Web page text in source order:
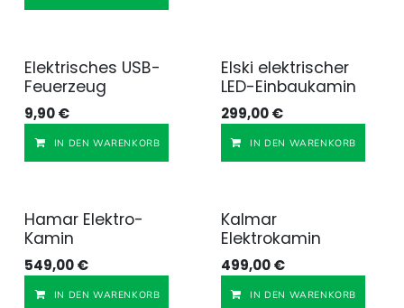
Elektrisches USB-
Feuerzeug
9,90€
IN DEN WARENKORB Auf die Wunschliste
Elski elektrischer
LED-Einbaukamin
299,00€
IN DEN WARENKORB
Hamar Elektro-
Kamin
549,00€
IN DEN WARENKORB Auf die Wunschliste
Kalmar
Elektrokamin
499,00€
IN DEN WARENKORB